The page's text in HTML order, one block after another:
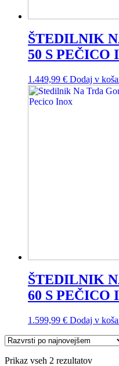
ŠTEDILNIK
50 S PEČICO
1.449,99 € Dodaj v
ŠTEDILNIK
60 S PEČICO
1.599,99 € Dodaj v
Prikaz vseh 2 rezultatov